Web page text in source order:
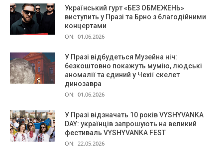
Український гурт «БЕЗ ОБМЕЖЕНЬ»
виступить у Празі та Брно з благодійними
концертами
ON: 01.06.2026
У Празі відбудеться Музейна ніч:
безкоштовно покажуть мумію, людські
аномалії та єдиний у Чехії скелет
динозавра
ON: 01.06.2026
У Празі відзначать 10 років VYSHYVANKA
DAY: українців запрошують на великий
фестиваль VYSHYVANKA FEST
ON: 22.05.2026